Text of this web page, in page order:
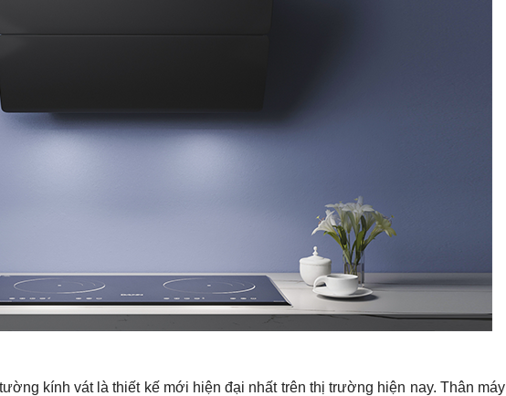
kính vát là thiết kế mới hiện đại nhất trên thị trường hiện nay. Thân máy